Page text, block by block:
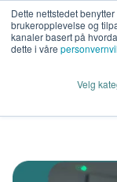
Dette nettstedet
brukeropplevelse og
kanaler basert på
dette i våre
Velg